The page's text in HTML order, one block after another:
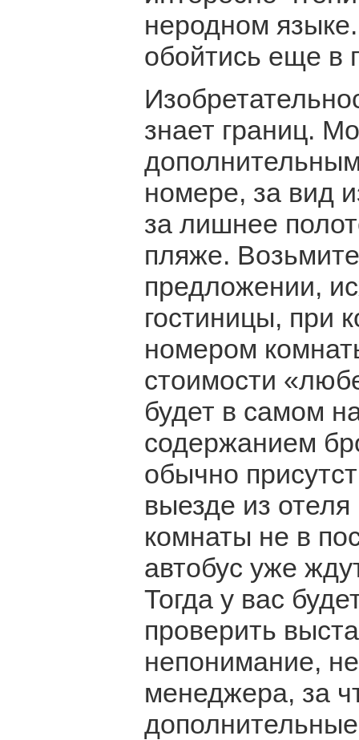
неродном
обойтись еще в
знает границ.
номере, за вид
за лишнее
пляже.
предложении,
гостиницы, при
номером
стоимости
будет в самом
содержанием
обычно
выезде из
комнаты не в
автобус уже
Тогда у вас
проверить
непонимание,
менеджера, за